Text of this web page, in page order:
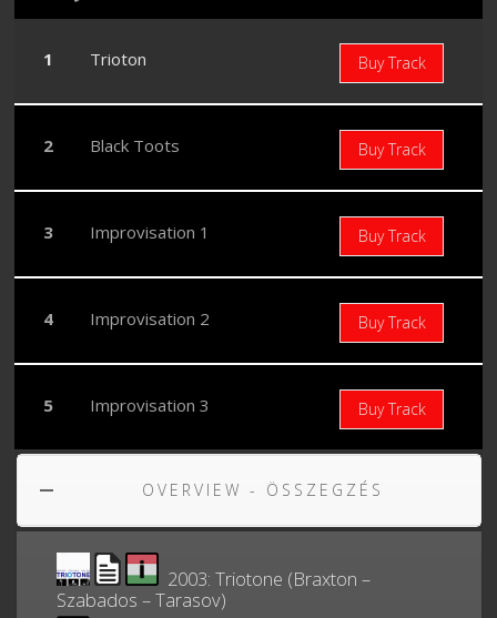
Buy Track
Trioton
Buy Track
Black Toots
Buy Track
Improvisation 1
Buy Track
Improvisation 2
Buy Track
Improvisation 3
OVERVIEW - ÖSSZEGZÉS
2003: Triotone (Braxton –
Szabados – Tarasov)